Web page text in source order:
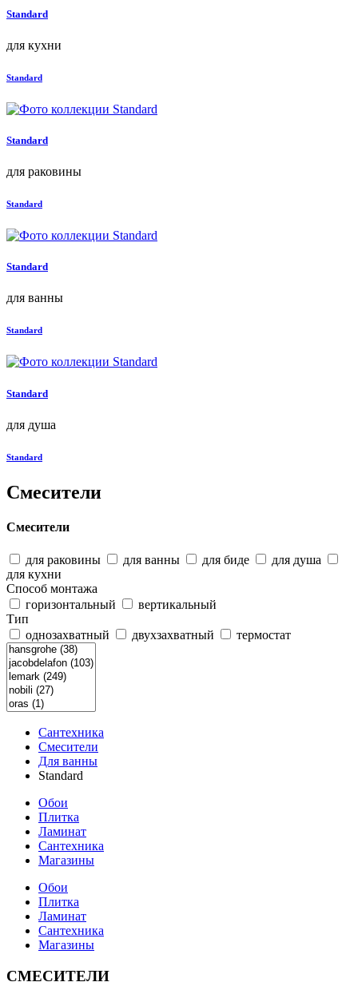
Standard
для кухни
Standard
Standard
для раковины
Standard
Standard
для ванны
Standard
Standard
для душа
Standard
Смесители
Смесители
для раковины для ванны для биде
для душа
для кухни
Способ монтажа
горизонтальный
вертикальный
Тип
однозахватный
двухзахватный термостат
Сантехника
Смесители
Для ванны
Standard
Обои
Плитка
Ламинат
Сантехника
Магазины
Обои
Плитка
Ламинат
Сантехника
Магазины
СМЕСИТЕЛИ